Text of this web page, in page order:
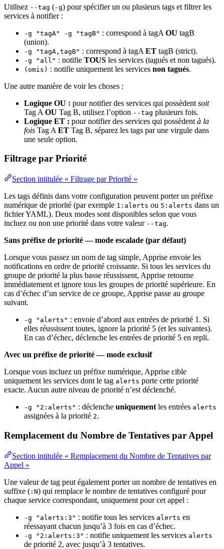
Utilisez --tag (-g) pour spécifier un ou plusieurs tags et filtrer les
services à notifier :
-g "tagA" -g "tagB" : correspond à tagA OU tagB
(union).
-g "tagA,tagB" : correspond à tagA ET tagB (strict).
-g "all" : notifie TOUS les services (tagués et non tagués).
(omis) : notifie uniquement les services non tagués.
Une autre manière de voir les choses :
Logique OU : pour notifier des services qui possèdent soit
Tag A OU Tag B, utilisez l’option --tag plusieurs fois.
Logique ET : pour notifier des services qui possèdent à la
fois Tag A ET Tag B, séparez les tags par une virgule dans
une seule option.
Filtrage par Priorité
Section intitulée « Filtrage par Priorité »
Les tags définis dans votre configuration peuvent porter un préfixe
numérique de priorité (par exemple 1:alerts ou 5:alerts dans un
fichier YAML). Deux modes sont disponibles selon que vous
incluez ou non une priorité dans votre valeur --tag.
Sans préfixe de priorité — mode escalade (par défaut)
Lorsque vous passez un nom de tag simple, Apprise envoie les
notifications en ordre de priorité croissante. Si tous les services du
groupe de priorité la plus basse réussissent, Apprise retourne
immédiatement et ignore tous les groupes de priorité supérieure. En
cas d’échec d’un service de ce groupe, Apprise passe au groupe
suivant.
-g "alerts" : envoie d’abord aux entrées de priorité 1. Si
elles réussissent toutes, ignore la priorité 5 (et les suivantes).
En cas d’échec, déclenche les entrées de priorité 5 en repli.
Avec un préfixe de priorité — mode exclusif
Lorsque vous incluez un préfixe numérique, Apprise cible
uniquement les services dont le tag alerts porte cette priorité
exacte. Aucun autre niveau de priorité n’est déclenché.
-g "2:alerts" : déclenche uniquement les entrées alerts
assignées à la priorité 2.
Remplacement du Nombre de Tentatives par Appel
Section intitulée « Remplacement du Nombre de Tentatives par
Appel »
Une valeur de tag peut également porter un nombre de tentatives en
suffixe ( :N) qui remplace le nombre de tentatives configuré pour
chaque service correspondant, uniquement pour cet appel :
-g "alerts:3" : notifie tous les services alerts en
réessayant chacun jusqu’à 3 fois en cas d’échec.
-g "2:alerts:3" : notifie uniquement les services alerts
de priorité 2, avec jusqu’à 3 tentatives.